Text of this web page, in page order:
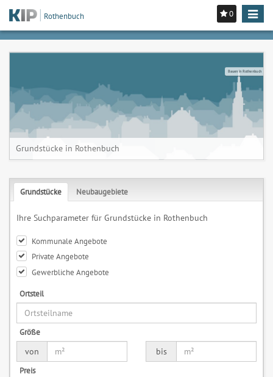
0
Toggle
Rothenbuch
Bauen in Rothenbuch
Grundstücke in Rothenbuch
Grundstücke Neubaugebiete
Ihre Suchparameter für Grundstücke in Rothenbuch
Kommunale Angebote
Private Angebote
Gewerbliche Angebote
Ortsteil
Größe
von
bis
Preis